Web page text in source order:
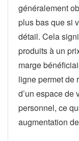
généralement
plus bas que si
détail. Cela
produits à un
marge
ligne permet de
d’un espace de
personnel, ce
augmentation